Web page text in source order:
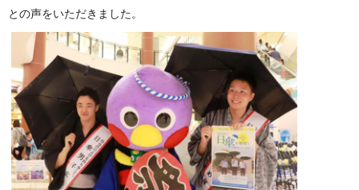
との声をいただきました。